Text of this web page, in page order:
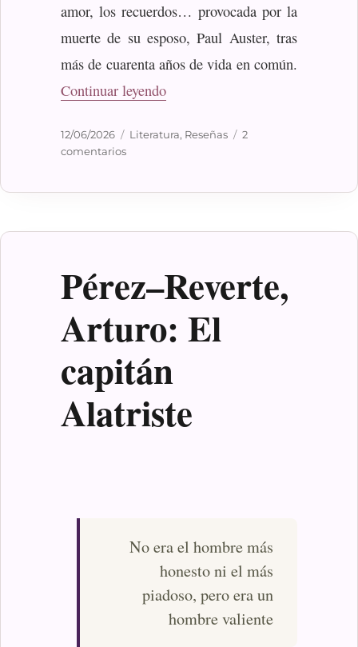
amor, los recuerdos… provocada por la
muerte de su esposo, Paul Auster, tras
más de cuarenta años de vida en común.
Continuar leyendo«Hustvedt, Siri: Historias de
Publicado
el
12/06/2026 Categorías
Literatura, Reseñas
2
comentariosen
fantasmas
Pérez–Reverte,
Arturo: El
capitán
Alatriste
No era el hombre más
honesto ni el más
piadoso, pero era un
hombre valiente